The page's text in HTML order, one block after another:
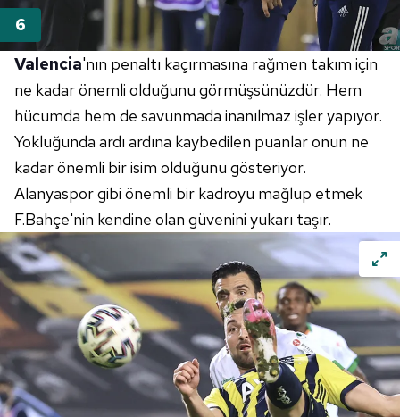
Valencia'nın penaltı kaçırmasına rağmen takım için
ne kadar önemli olduğunu görmüşsünüzdür. Hem
hücumda hem de savunmada inanılmaz işler yapıyor.
Yokluğunda ardı ardına kaybedilen puanlar onun ne
kadar önemli bir isim olduğunu gösteriyor.
Alanyaspor gibi önemli bir kadroyu mağlup etmek
F.Bahçe'nin kendine olan güvenini yukarı taşır.